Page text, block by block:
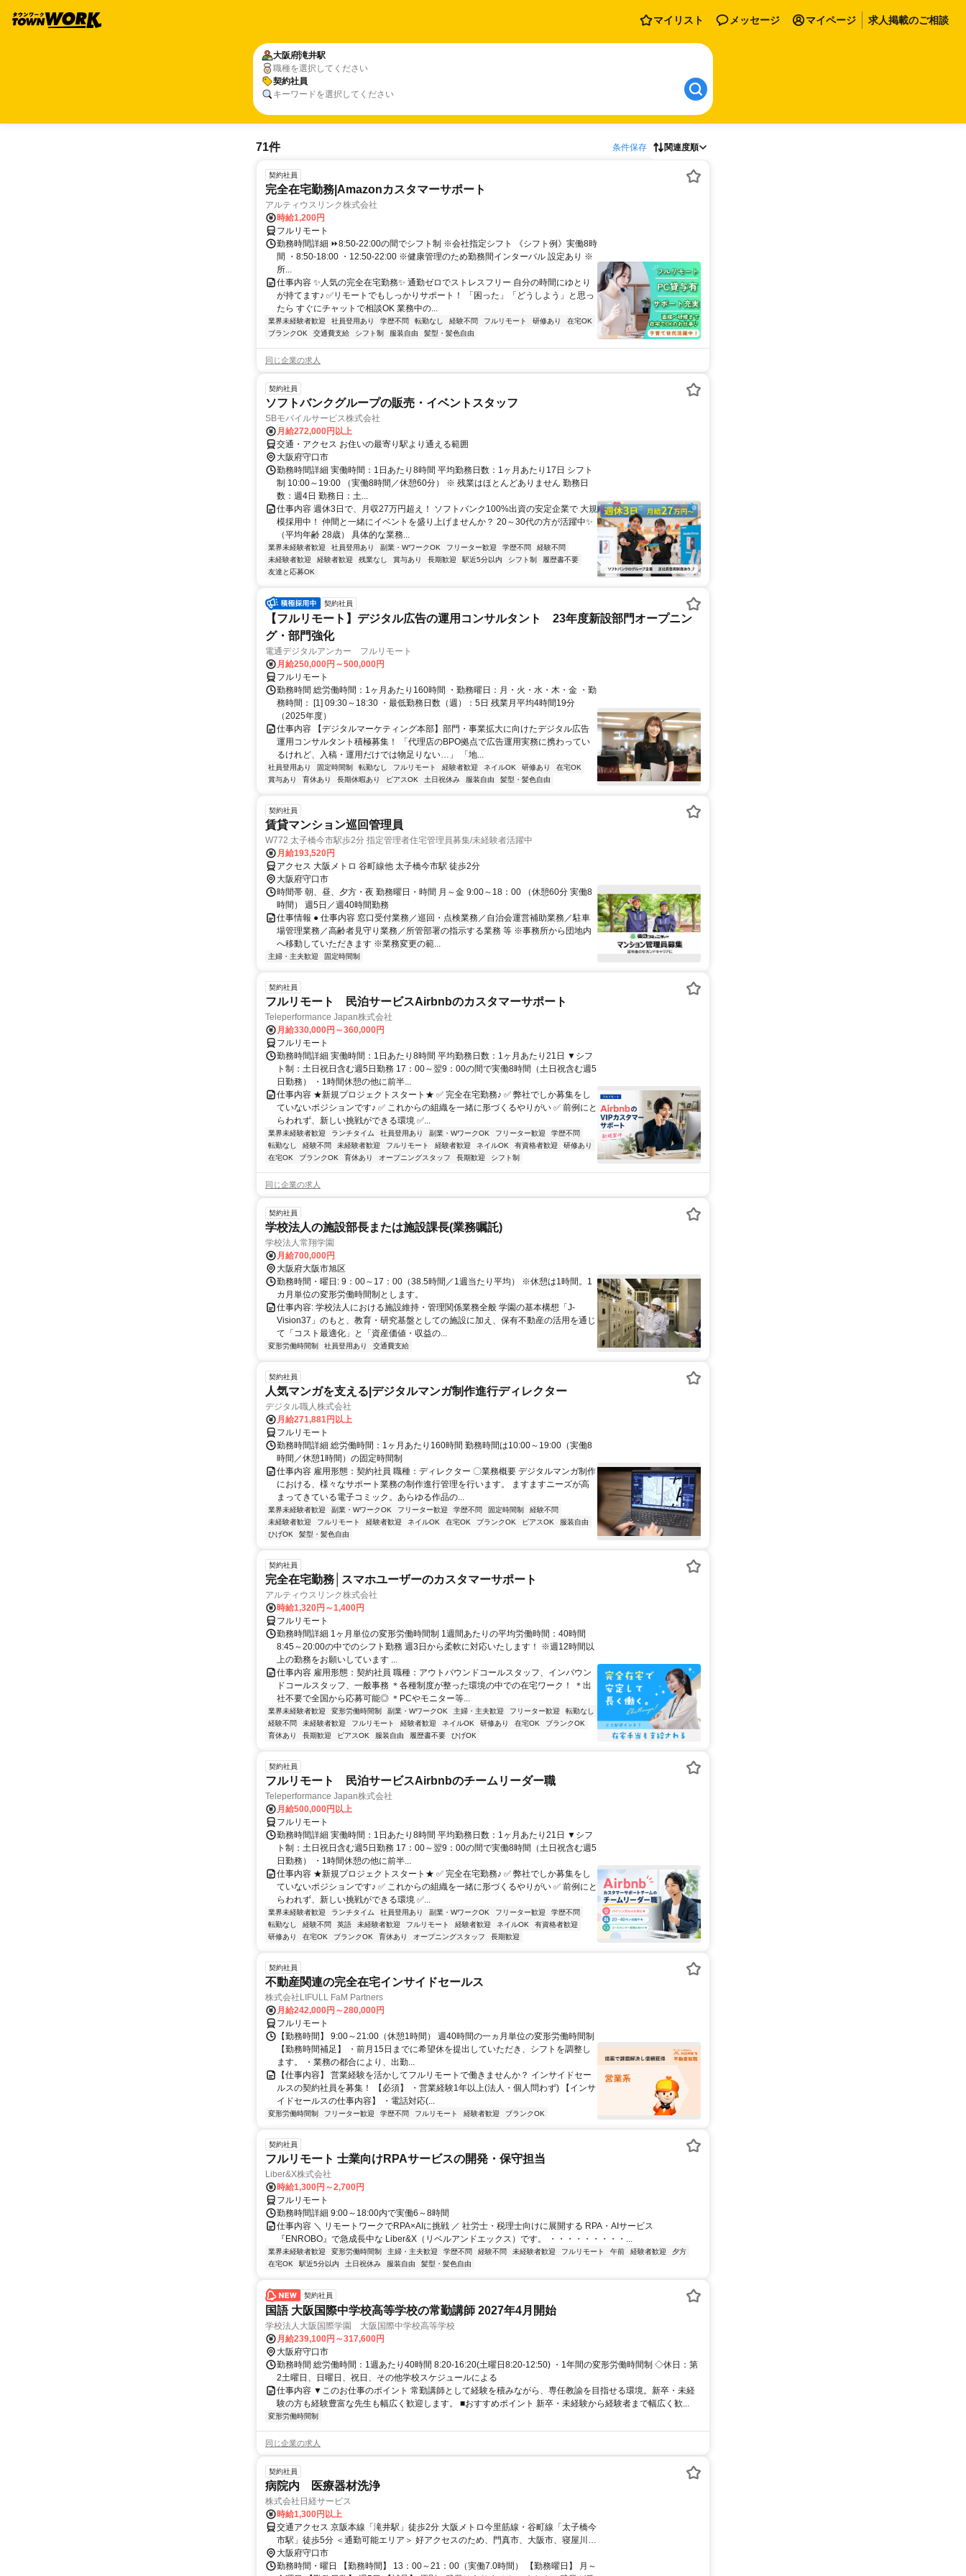
マイリスト メッセージ マイページ 求人掲載のご相談
大阪府滝井駅
職種を選択してください
契約社員
キーワードを選択してください
71件 条件保存 関連度順
契約社員
完全在宅勤務|Amazonカスタマーサポート
アルティウスリンク株式会社
時給1,200円
フルリモート
勤務時間詳細 ⏩8:50-22:00の間でシフト制 ※会社指定シフト 《シフト例》実働8時
間 ・8:50-18:00 ・12:50-22:00 ※健康管理のため勤務間インターバル 設定あり ※
所...
仕事内容 ✨人気の完全在宅勤務✨ 通勤ゼロでストレスフリー 自分の時間にゆとり
が持てます♪ ✅リモートでもしっかりサポート！ 「困った」「どうしよう」と思っ
たら すぐにチャットで相談OK 業務中の...
業界未経験者歓迎 社員登用あり 学歴不問 転勤なし 経験不問 フルリモート 研修あり
在宅OK
ブランクOK
交通費支給 シフト制 服装自由 髪型・髪色自由
同じ企業の求人
契約社員
ソフトバンクグループの販売・イベントスタッフ
SBモバイルサービス株式会社
月給272,000円以上
交通・アクセス お住いの最寄り駅より通える範囲
大阪府守口市
勤務時間詳細 実働時間：1日あたり8時間 平均勤務日数：1ヶ月あたり17日 シフト
制 10:00～19:00 （実働8時間／休憩60分） ※ 残業はほとんどありません 勤務日
数：週4日 勤務日：土...
仕事内容 週休3日で、月収27万円超え！ ソフトバンク100%出資の安定企業で 大規
模採用中！ 仲間と一緒にイベントを盛り上げませんか？ 20～30代の方が活躍中✨
（平均年齢 28歳） 具体的な業務...
業界未経験者歓迎 社員登用あり 副業・WワークOK フリーター歓迎 学歴不問
経験不問
未経験者歓迎
経験者歓迎 残業なし 賞与あり 長期歓迎 駅近5分以内 シフト制
履歴書不要
友達と応募OK
契約社員
【フルリモート】デジタル広告の運用コンサルタント 23年度新設部門オープニン
グ・部門強化
電通デジタルアンカー フルリモート
月給250,000円～500,000円
フルリモート
勤務時間 総労働時間：1ヶ月あたり160時間 ・勤務曜日：月・火・水・木・金 ・勤
務時間： [1] 09:30～18:30 ・最低勤務日数（週）：5日 残業月平均4時間19分
（2025年度）
仕事内容 【デジタルマーケティング本部】部門・事業拡大に向けたデジタル広告
運用コンサルタント積極募集！ 「代理店のBPO拠点で広告運用実務に携わってい
るけれど、入稿・運用だけでは物足りない…」 「地...
社員登用あり 固定時間制 転勤なし フルリモート 経験者歓迎 ネイルOK 研修あり
在宅OK
賞与あり
育休あり 長期休暇あり ピアスOK 土日祝休み 服装自由 髪型・髪色自由
契約社員
賃貸マンション巡回管理員
W772 太子橋今市駅歩2分 指定管理者住宅管理員募集/未経験者活躍中
月給193,520円
アクセス 大阪メトロ 谷町線他 太子橋今市駅 徒歩2分
大阪府守口市
時間帯 朝、昼、夕方・夜 勤務曜日・時間 月～金 9:00～18：00 （休憩60分 実働8
時間） 週5日／週40時間勤務
仕事情報 ● 仕事内容 窓口受付業務／巡回・点検業務／自治会運営補助業務／駐車
場管理業務／高齢者見守り業務／所管部署の指示する業務 等 ※事務所から団地内
へ移動していただきます ※業務変更の範...
主婦・主夫歓迎 固定時間制
契約社員
フルリモート 民泊サービスAirbnbのカスタマーサポート
Teleperformance Japan株式会社
月給330,000円～360,000円
フルリモート
勤務時間詳細 実働時間：1日あたり8時間 平均勤務日数：1ヶ月あたり21日 ▼シフ
ト制：土日祝日含む週5日勤務 17：00～翌9：00の間で実働8時間（土日祝含む週5
日勤務） ・1時間休憩の他に前半...
仕事内容 ★新規プロジェクトスタート★ ✅ 完全在宅勤務♪ ✅ 弊社でしか募集をし
ていないポジションです♪ ✅ これからの組織を一緒に形づくるやりがい ✅ 前例にと
らわれず、新しい挑戦ができる環境 ✅...
業界未経験者歓迎 ランチタイム 社員登用あり 副業・WワークOK フリーター歓迎
学歴不問
転勤なし
経験不問 未経験者歓迎 フルリモート 経験者歓迎 ネイルOK 有資格者歓迎
研修あり
在宅OK
ブランクOK 育休あり オープニングスタッフ 長期歓迎 シフト制
同じ企業の求人
契約社員
学校法人の施設部長または施設課長(業務嘱託)
学校法人常翔学園
月給700,000円
大阪府大阪市旭区
勤務時間・曜日: 9：00～17：00（38.5時間／1週当たり平均） ※休憩は1時間。1
カ月単位の変形労働時間制とします。
仕事内容: 学校法人における施設維持・管理関係業務全般 学園の基本構想「J-
Vision37」のもと、教育・研究基盤としての施設に加え、保有不動産の活用を通じ
て「コスト最適化」と「資産価値・収益の...
変形労働時間制 社員登用あり 交通費支給
契約社員
人気マンガを支える|デジタルマンガ制作進行ディレクター
デジタル職人株式会社
月給271,881円以上
フルリモート
勤務時間詳細 総労働時間：1ヶ月あたり160時間 勤務時間は10:00～19:00（実働8
時間／休憩1時間）の固定時間制
仕事内容 雇用形態：契約社員 職種：ディレクター 〇業務概要 デジタルマンガ制作
における、様々なサポート業務の制作進行管理を行います。 ますますニーズが高
まってきている電子コミック。あらゆる作品の...
業界未経験者歓迎 副業・WワークOK フリーター歓迎 学歴不問 固定時間制
経験不問
未経験者歓迎
フルリモート 経験者歓迎 ネイルOK 在宅OK ブランクOK ピアスOK
服装自由
ひげOK
髪型・髪色自由
契約社員
完全在宅勤務│スマホユーザーのカスタマーサポート
アルティウスリンク株式会社
時給1,320円～1,400円
フルリモート
勤務時間詳細 1ヶ月単位の変形労働時間制 1週間あたりの平均労働時間：40時間
8:45～20:00の中でのシフト勤務 週3日から柔軟に対応いたします！ ※週12時間以
上の勤務をお願いしています ...
仕事内容 雇用形態：契約社員 職種：アウトバウンドコールスタッフ、インバウン
ドコールスタッフ、一般事務 ＊各種制度が整った環境の中での在宅ワーク！ ＊出
社不要で全国から応募可能◎ ＊PCやモニター等...
業界未経験者歓迎 変形労働時間制 副業・WワークOK 主婦・主夫歓迎 フリーター歓迎
転勤なし
経験不問
未経験者歓迎 フルリモート 経験者歓迎 ネイルOK 研修あり 在宅OK
ブランクOK
育休あり
長期歓迎 ピアスOK 服装自由 履歴書不要 ひげOK
契約社員
フルリモート 民泊サービスAirbnbのチームリーダー職
Teleperformance Japan株式会社
月給500,000円以上
フルリモート
勤務時間詳細 実働時間：1日あたり8時間 平均勤務日数：1ヶ月あたり21日 ▼シフ
ト制：土日祝日含む週5日勤務 17：00～翌9：00の間で実働8時間（土日祝含む週5
日勤務） ・1時間休憩の他に前半...
仕事内容 ★新規プロジェクトスタート★ ✅ 完全在宅勤務♪ ✅ 弊社でしか募集をし
ていないポジションです♪ ✅ これからの組織を一緒に形づくるやりがい ✅ 前例にと
らわれず、新しい挑戦ができる環境 ✅...
業界未経験者歓迎 ランチタイム 社員登用あり 副業・WワークOK フリーター歓迎
学歴不問
転勤なし
経験不問 英語 未経験者歓迎 フルリモート 経験者歓迎 ネイルOK
有資格者歓迎
研修あり
在宅OK ブランクOK 育休あり オープニングスタッフ 長期歓迎
契約社員
不動産関連の完全在宅インサイドセールス
株式会社LIFULL FaM Partners
月給242,000円～280,000円
フルリモート
【勤務時間】 9:00～21:00（休憩1時間） 週40時間の一ヵ月単位の変形労働時間制
【勤務時間補足】 ・前月15日までに希望休を提出していただき、シフトを調整し
ます。 ・業務の都合により、出勤...
【仕事内容】 営業経験を活かしてフルリモートで働きませんか？ インサイドセー
ルスの契約社員を募集！ 【必須】 ・営業経験1年以上(法人・個人問わず) 【インサ
イドセールスの仕事内容】 ・電話対応(...
変形労働時間制 フリーター歓迎 学歴不問 フルリモート 経験者歓迎 ブランクOK
契約社員
フルリモート 士業向けRPAサービスの開発・保守担当
Liber&X株式会社
時給1,300円～2,700円
フルリモート
勤務時間詳細 9:00～18:00内で実働6～8時間
仕事内容 ＼ リモートワークでRPA×AIに挑戦 ／ 社労士・税理士向けに展開する RPA・AIサービス
『ENROBO』で急成長中な Liber&X（リベルアンドエックス）です。 ・・・・・・・・・...
業界未経験者歓迎 変形労働時間制 主婦・主夫歓迎 学歴不問 経験不問 未経験者歓迎 フルリモート 午前 経験者歓迎
夕方
在宅OK
駅近5分以内 土日祝休み 服装自由 髪型・髪色自由
契約社員
国語 大阪国際中学校高等学校の常勤講師 2027年4月開始
学校法人大阪国際学園 大阪国際中学校高等学校
月給239,100円～317,600円
大阪府守口市
勤務時間 総労働時間：1週あたり40時間 8:20-16:20(土曜日8:20-12:50) ・1年間の変形労働時間制 ◇休日：第
2土曜日、日曜日、祝日、その他学校スケジュールによる
仕事内容 ▼このお仕事のポイント 常勤講師として経験を積みながら、専任教諭を目指せる環境。新卒・未経
験の方も経験豊富な先生も幅広く歓迎します。 ■おすすめポイント 新卒・未経験から経験者まで幅広く歓...
変形労働時間制
同じ企業の求人
契約社員
病院内 医療器材洗浄
株式会社日経サービス
時給1,300円以上
交通アクセス 京阪本線「滝井駅」徒歩2分 大阪メトロ今里筋線・谷町線「太子橋今
市駅」徒歩5分 ＜通勤可能エリア＞ 好アクセスのため、門真市、大阪市、寝屋川市
などからも通勤可能です！ もちろん上記市以外からでもOK！
大阪府守口市
勤務時間・曜日 【勤務時間】 13：00～21：00（実働7.0時間） 【勤務曜日】 月～